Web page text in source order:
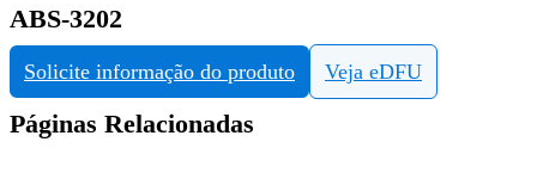
ABS-3202
Solicite informação do produto Veja eDFU
Páginas Relacionadas